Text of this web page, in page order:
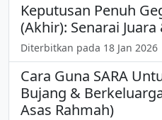
Keputusan Penuh
(Akhir): Senarai
Diterbitkan pada 18 Jan 2026
Cara Guna SARA
Bujang &
Asas Rahmah)